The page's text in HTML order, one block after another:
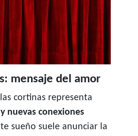
mensaje del amor
cortinas representa
nuevas conexiones
sueño suele anunciar la